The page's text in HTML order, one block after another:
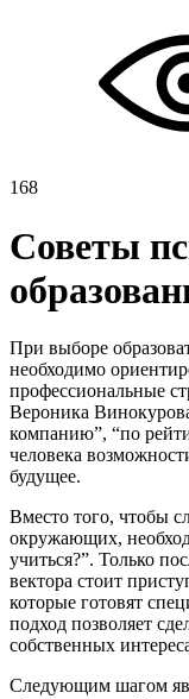
168
Советы
При выборе
необходимо
профессиональные
Вероника
компанию”, “по
человека
будущее.
Вместо того, чтобы
окружающих,
учиться?”. Только
вектора стоит
которые готовят
подход позволяет
собственных
Следующим шагом